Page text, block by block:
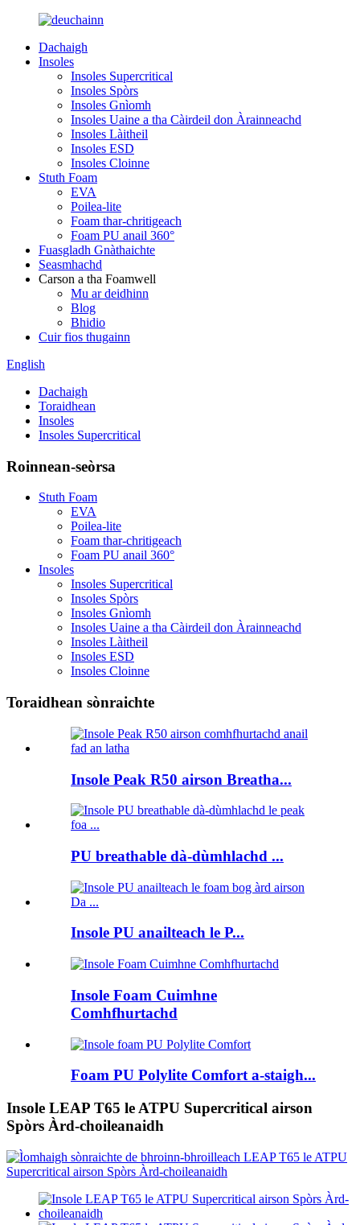
Dachaigh
Insoles
Insoles Supercritical
Insoles Spòrs
Insoles Gnìomh
Insoles Uaine a tha Càirdeil don Àrainneachd
Insoles Làitheil
Insoles ESD
Insoles Cloinne
Stuth Foam
EVA
Poilea-lite
Foam thar-chritigeach
Foam PU anail 360°
Fuasgladh Gnàthaichte
Seasmhachd
Carson a tha Foamwell
Mu ar deidhinn
Blog
Bhidio
Cuir fios thugainn
English
Dachaigh
Toraidhean
Insoles
Insoles Supercritical
Roinnean-seòrsa
Stuth Foam
EVA
Poilea-lite
Foam thar-chritigeach
Foam PU anail 360°
Insoles
Insoles Supercritical
Insoles Spòrs
Insoles Gnìomh
Insoles Uaine a tha Càirdeil don Àrainneachd
Insoles Làitheil
Insoles ESD
Insoles Cloinne
Toraidhean sònraichte
Insole Peak R50 airson Breatha...
PU breathable dà-dùmhlachd ...
Insole PU anailteach le P...
Insole Foam Cuimhne
Comhfhurtachd
Foam PU Polylite Comfort a-staigh...
Insole LEAP T65 le ATPU Supercritical airson
Spòrs Àrd-choileanaidh